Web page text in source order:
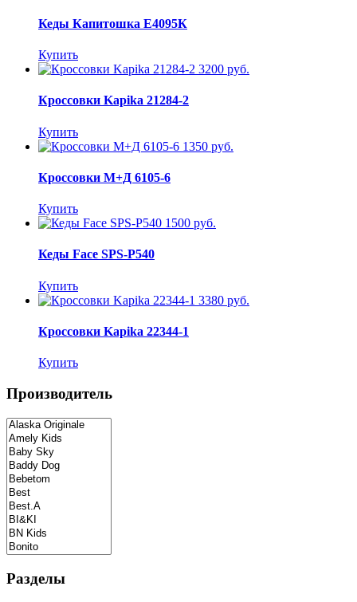
Кеды Капитошка E4095К
Купить
3200 руб.
Кроссовки Kapika 21284-2
Купить
1350 руб.
Кроссовки М+Д 6105-6
Купить
1500 руб.
Кеды Face SPS-P540
Купить
3380 руб.
Кроссовки Kapika 22344-1
Купить
Производитель
Разделы